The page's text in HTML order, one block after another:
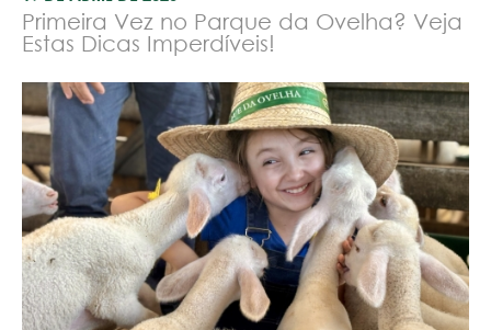
Primeira Vez no Parque da Ovelha? Veja
Estas Dicas Imperdíveis!